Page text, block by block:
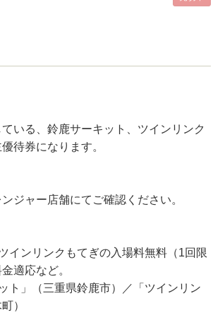
いる、鈴鹿サーキット、ツインリンク
待券になります。
ジャー店舗にてご確認ください。
インリンクもてぎの入場料無料（1回限
適応など。
ト」（三重県鈴鹿市）／「ツインリン
）